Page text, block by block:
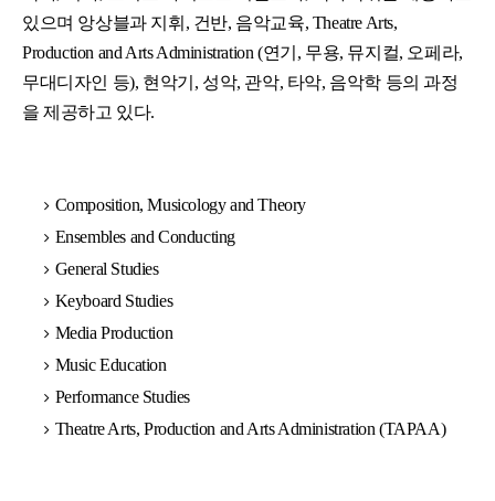
있으며 앙상블과 지휘, 건반, 음악교육, Theatre Arts,
Production and Arts Administration (연기, 무용, 뮤지컬, 오페라,
무대디자인 등), 현악기, 성악, 관악, 타악, 음악학 등의 과정
을 제공하고 있다.
Composition, Musicology and Theory
Ensembles and Conducting
General Studies
Keyboard Studies
Media Production
Music Education
Performance Studies
Theatre Arts, Production and Arts Administration (TAPAA)